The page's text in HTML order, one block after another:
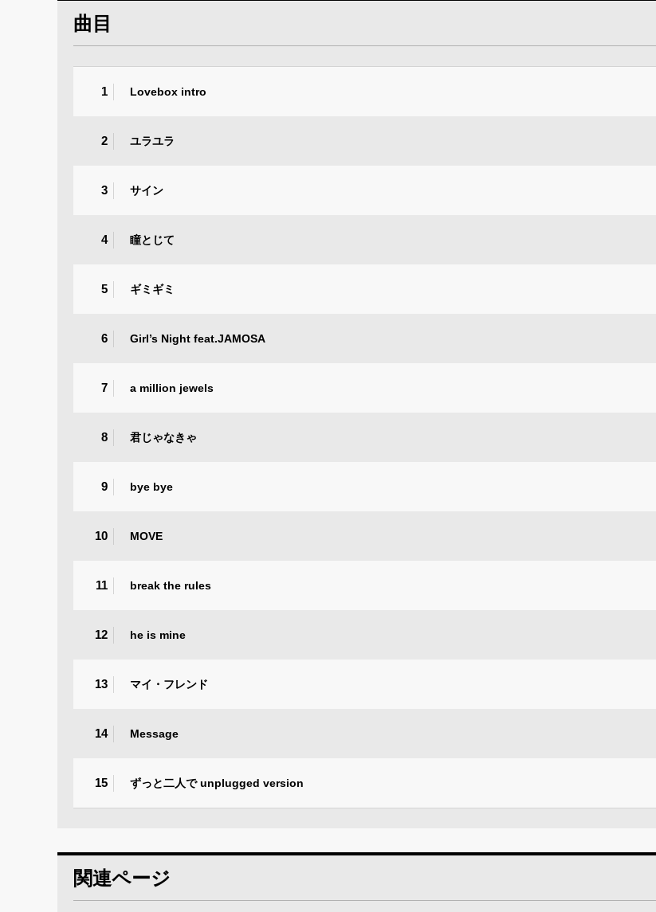
曲目
1 Lovebox intro
2 ユラユラ
3 サイン
4 瞳とじて
5 ギミギミ
6 Girl’s Night feat.JAMOSA
7 a million jewels
8 君じゃなきゃ
9 bye bye
10 MOVE
11 break the rules
12 he is mine
13 マイ・フレンド
14 Message
15 ずっと二人で unplugged version
関連ページ